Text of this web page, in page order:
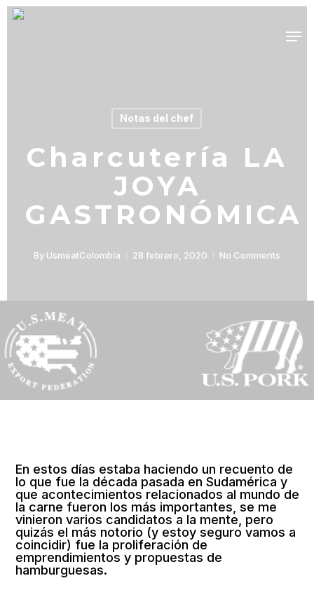
Skip
Notas del chef
Charcutería LA
JOYA
GASTRONÓMICA
By UsmeatColombia 28 febrero, 2020 No Comments
En estos días estaba haciendo un recuento de
lo que fue la década pasada en Sudamérica y
que acontecimientos relacionados al mundo de
la carne fueron los más importantes, se me
vinieron varios candidatos a la mente, pero
quizás el más notorio (y estoy seguro vamos a
coincidir) fue la proliferación de
emprendimientos y propuestas de
hamburguesas.